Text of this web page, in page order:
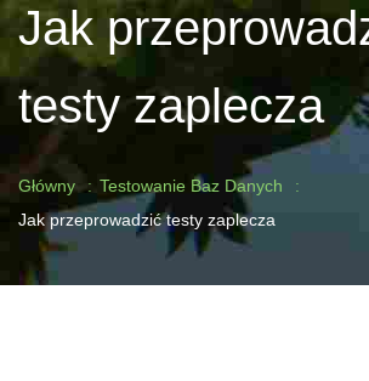
Jak
testy zaplecza
Główny
Testowanie Baz Danych
Jak przeprowadzić testy zaplecza